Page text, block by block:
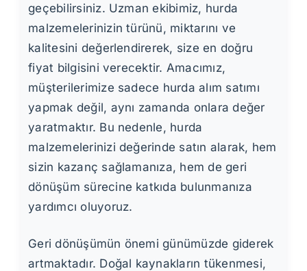
geçebilirsiniz. Uzman ekibimiz, hurda
malzemelerinizin türünü, miktarını ve
kalitesini değerlendirerek, size en doğru
fiyat bilgisini verecektir. Amacımız,
müşterilerimize sadece hurda alım satımı
yapmak değil, aynı zamanda onlara değer
yaratmaktır. Bu nedenle, hurda
malzemelerinizi değerinde satın alarak, hem
sizin kazanç sağlamanıza, hem de geri
dönüşüm sürecine katkıda bulunmanıza
yardımcı oluyoruz.
Geri dönüşümün önemi günümüzde giderek
artmaktadır. Doğal kaynakların tükenmesi,